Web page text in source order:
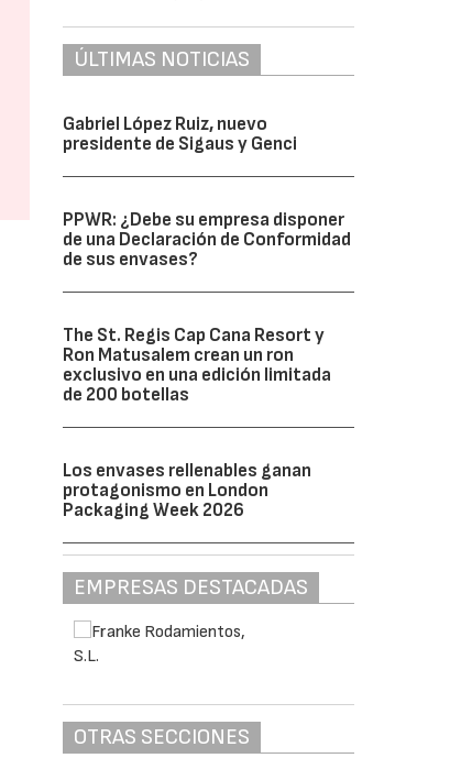
ÚLTIMAS NOTICIAS
Gabriel López Ruiz, nuevo
presidente de Sigaus y Genci
PPWR: ¿Debe su empresa disponer
de una Declaración de Conformidad
de sus envases?
The St. Regis Cap Cana Resort y
Ron Matusalem crean un ron
exclusivo en una edición limitada
de 200 botellas
Los envases rellenables ganan
protagonismo en London
Packaging Week 2026
EMPRESAS DESTACADAS
OTRAS SECCIONES